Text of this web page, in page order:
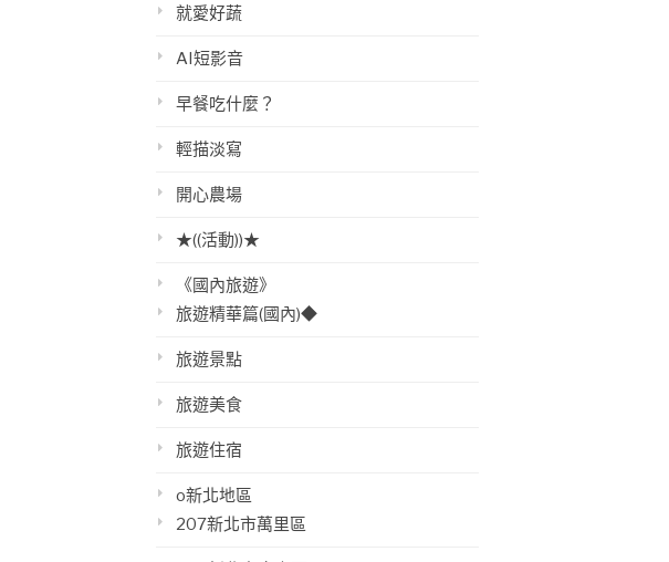
就愛好蔬
AI短影音
早餐吃什麼？
輕描淡寫
開心農場
★((活動))★
《國內旅遊》
旅遊精華篇(國內)◆
旅遊景點
旅遊美食
旅遊住宿
o新北地區
207新北市萬里區